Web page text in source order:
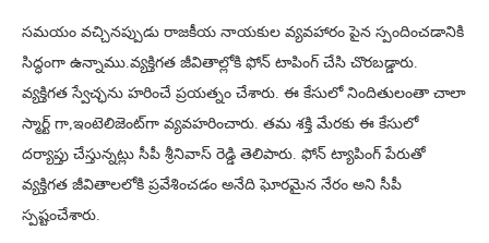
సమయం వచ్చినప్పుడు రాజకీయ నాయకుల వ్యవహారం పైన స్పందించడానికి
సిద్ధంగా ఉన్నాము.వ్యక్తిగత జీవితాల్లోకి ఫోన్ టాపింగ్ చేసి చొరబడ్డారు.
వ్యక్తిగత స్వేచ్ఛను హరించే ప్రయత్నం చేశారు. ఈ కేసులో నిందితులంతా చాలా
స్మార్ట్ గా,ఇంటెలిజెంట్‌గా వ్యవహరించారు. తమ శక్తి మేరకు ఈ కేసులో
దర్యాప్తు చేస్తున్నట్లు సీపీ శ్రీనివాస్ రెడ్డి తెలిపారు. ఫోన్ ట్యాపింగ్ పేరుతో
వ్యక్తిగత జీవితాలలోకి ప్రవేశించడం అనేది ఘోరమైన నేరం అని సీపీ
స్పష్టంచేశారు.